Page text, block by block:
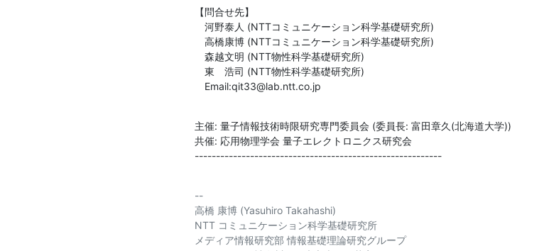
【問合せ先】
河野泰人 (NTTコミュニケーション科学基礎研究所)
高橋康博 (NTTコミュニケーション科学基礎研究所)
森越文明 (NTT物性科学基礎研究所)
東　浩司 (NTT物性科学基礎研究所)
Email:qit33@lab.ntt.co.jp
主催: 量子情報技術時限研究専門委員会 (委員長: 富田章久(北海道大学))
共催: 応用物理学会 量子エレクトロニクス研究会
----------------------------------------------------------
--
高橋 康博 (Yasuhiro Takahashi)
NTT コミュニケーション科学基礎研究所
メディア情報研究部 情報基礎理論研究グループ